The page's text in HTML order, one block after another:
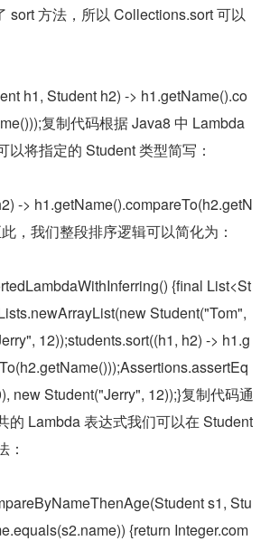
sort 方法，所以 Collections.sort 可以
h1, Student h2) -> h1.getName().co
复制代码根据 Java8 中 Lambda
以将指定的 Student 类型简写：
-> h1.getName().compareTo(h2.getN
，我们整段排序逻辑可以简化为：
{final List<St
Student("Tom",
12));students.sort((h1, h2) -> h1.g
new Student("Jerry", 12));}复制代码通
的 Lambda 表达式我们可以在 Student
：
s1, Stu
{return Integer.com